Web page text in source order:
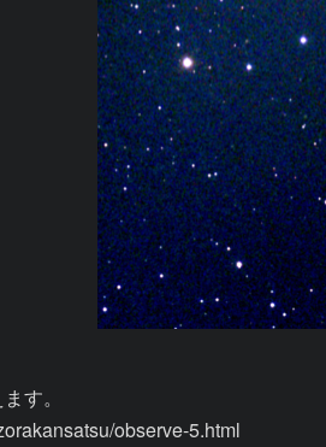
す。
observe-5.html